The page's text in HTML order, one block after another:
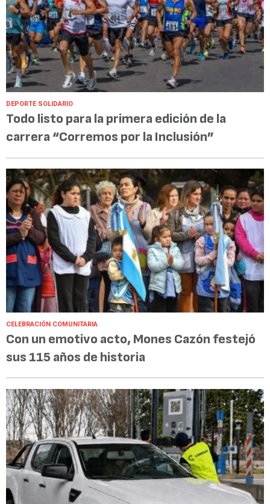
DEPORTE SOLIDARIO
Todo listo para la primera edición de la
carrera “Corremos por la Inclusión”
CELEBRACIÓN COMUNITARIA
Con un emotivo acto, Mones Cazón festejó
sus 115 años de historia